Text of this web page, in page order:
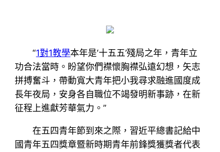
“1對1教學本年是‘十五五’殘局之年，青年立
功合法當時。盼望你們襟懷胸襟弘遠幻想，矢志
拼搏奮斗，帶動寬大青年把小我尋求融進國度成
長年夜局，安身各自職位不竭發明新事跡，在新
征程上進獻芳華氣力。”
在五四青年節到來之際，習近平總書記給中
國青年五四獎章暨新時期青年前鋒獎獲獎者代表